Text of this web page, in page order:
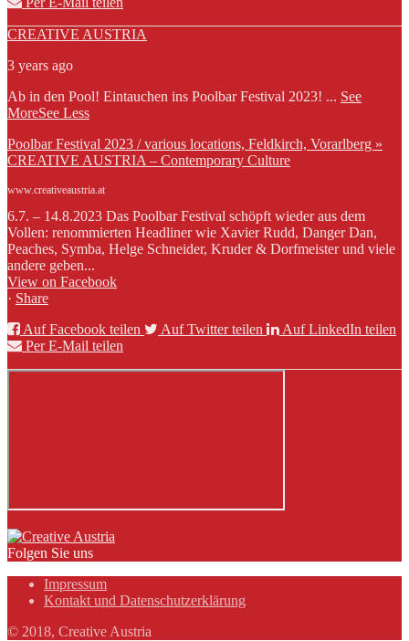
CREATIVE AUSTRIA
3 years ago
Ab in den Pool! Eintauchen ins Poolbar Festival 2023! ... See
MoreSee Less
Poolbar Festival 2023 / various locations, Feldkirch, Vorarlberg »
CREATIVE AUSTRIA – Contemporary Culture
www.creativeaustria.at
6.7. – 14.8.2023 Das Poolbar Festival schöpft wieder aus dem
Vollen: renommierten Headliner wie Xavier Rudd, Danger Dan,
Peaches, Symba, Helge Schneider, Kruder & Dorfmeister und viele
andere geben...
View on Facebook
· Share
Auf Facebook teilen
Auf Twitter teilen
Auf LinkedIn teilen
Per E-Mail teilen
Folgen Sie uns
Impressum
Kontakt und Datenschutzerklärung
© 2018, Creative Austria